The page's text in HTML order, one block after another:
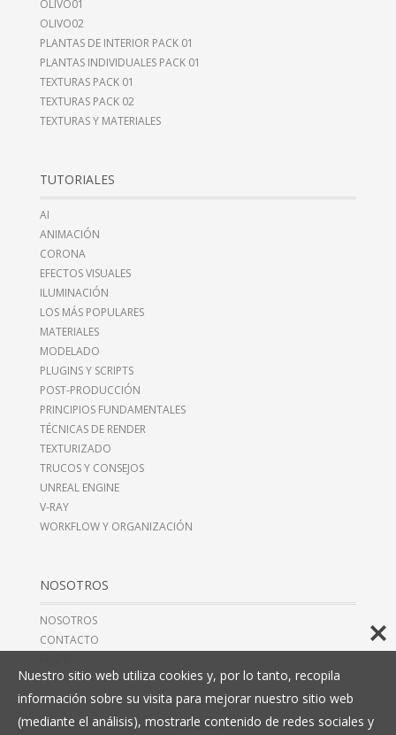
OLIVO01
OLIVO02
PLANTAS DE INTERIOR PACK 01
PLANTAS INDIVIDUALES PACK 01
TEXTURAS PACK 01
TEXTURAS PACK 02
TEXTURAS Y MATERIALES
TUTORIALES
AI
ANIMACIÓN
CORONA
EFECTOS VISUALES
ILUMINACIÓN
LOS MÁS POPULARES
MATERIALES
MODELADO
PLUGINS Y SCRIPTS
POST-PRODUCCIÓN
PRINCIPIOS FUNDAMENTALES
TÉCNICAS DE RENDER
TEXTURIZADO
TRUCOS Y CONSEJOS
UNREAL ENGINE
V-RAY
WORKFLOW Y ORGANIZACIÓN
NOSOTROS
NOSOTROS
CONTACTO
AVISO LEGAL
Nuestro sitio web utiliza cookies y, por lo tanto, recopila
información sobre su visita para mejorar nuestro sitio web
(mediante el análisis), mostrarle contenido de redes sociales y